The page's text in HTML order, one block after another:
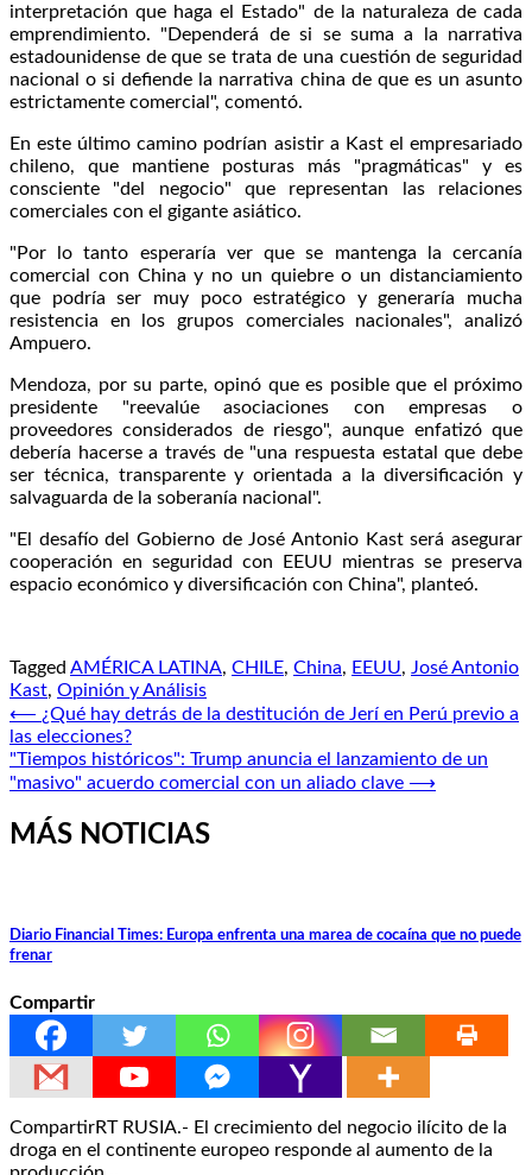
interpretación que haga el Estado" de la naturaleza de cada
emprendimiento. "Dependerá de si se suma a la narrativa
estadounidense de que se trata de una cuestión de seguridad
nacional o si defiende la narrativa china de que es un asunto
estrictamente comercial", comentó.
En este último camino podrían asistir a Kast el empresariado
chileno, que mantiene posturas más "pragmáticas" y es
consciente "del negocio" que representan las relaciones
comerciales con el gigante asiático.
"Por lo tanto esperaría ver que se mantenga la cercanía
comercial con China y no un quiebre o un distanciamiento
que podría ser muy poco estratégico y generaría mucha
resistencia en los grupos comerciales nacionales", analizó
Ampuero.
Mendoza, por su parte, opinó que es posible que el próximo
presidente "reevalúe asociaciones con empresas o
proveedores considerados de riesgo", aunque enfatizó que
debería hacerse a través de "una respuesta estatal que debe
ser técnica, transparente y orientada a la diversificación y
salvaguarda de la soberanía nacional".
"El desafío del Gobierno de José Antonio Kast será asegurar
cooperación en seguridad con EEUU mientras se preserva
espacio económico y diversificación con China", planteó.
Tagged AMÉRICA LATINA, CHILE, China, EEUU, José Antonio
Kast, Opinión y Análisis
Navegación
de
entradas
⟵ ¿Qué hay detrás de la destitución de Jerí en Perú previo a
las elecciones?
"Tiempos históricos": Trump anuncia el lanzamiento de un
"masivo" acuerdo comercial con un aliado clave ⟶
MÁS NOTICIAS
Diario Financial Times: Europa enfrenta una marea de cocaína que no puede
frenar
Compartir
CompartirRT RUSIA.- El crecimiento del negocio ilícito de la
droga en el continente europeo responde al aumento de la